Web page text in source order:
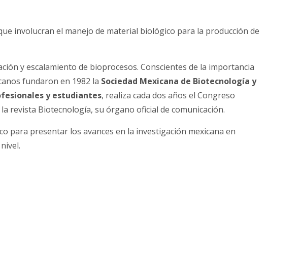
involucran el manejo de material biológico para la producción de
y escalamiento de bioprocesos. Conscientes de la importancia
fundaron en 1982 la Sociedad Mexicana de Biotecnología y
y estudiantes, realiza cada dos años el Congreso
revista Biotecnología, su órgano oficial de comunicación.
para presentar los avances en la investigación mexicana en